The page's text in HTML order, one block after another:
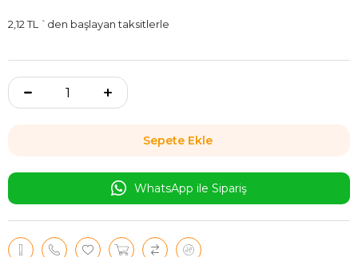
2,12 TL `den başlayan taksitlerle
WhatsApp ile Sipariş